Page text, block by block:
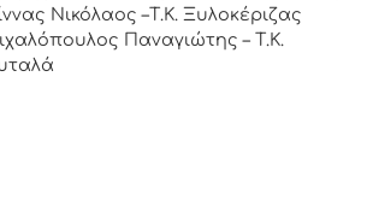
Νικόλαος –Τ.Κ. Ξυλοκέριζας
Παναγιώτης – Τ.Κ.